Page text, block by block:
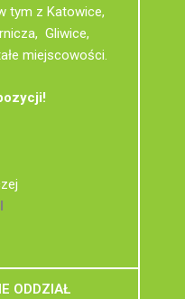
tym z Katowice,
Gliwice,
miejscowości.
ODDZIAŁ